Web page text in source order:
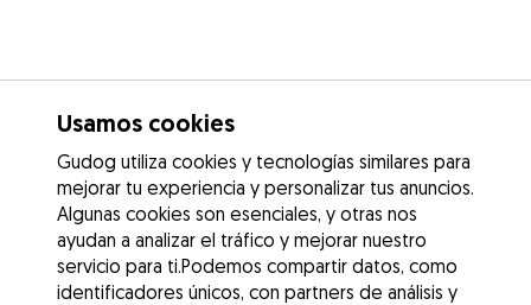
Usamos cookies
Gudog utiliza cookies y tecnologías similares para
mejorar tu experiencia y personalizar tus anuncios.
Algunas cookies son esenciales, y otras nos
ayudan a analizar el tráfico y mejorar nuestro
servicio para ti.Podemos compartir datos, como
identificadores únicos, con partners de análisis y